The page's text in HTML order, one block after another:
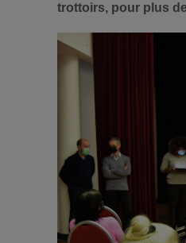
trottoirs, pour plus